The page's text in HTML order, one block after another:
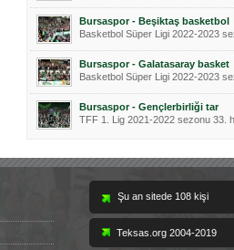
Bursaspor - Beşiktaş basketbol
Basketbol Süper Ligi 2022-2023
Bursaspor - Galatasaray basket
Basketbol Süper Ligi 2022-2023
Bursaspor - Gençlerbirliği tar
TFF 1. Lig 2021-2022 sezonu 33.
Teksas.org 2004-2019